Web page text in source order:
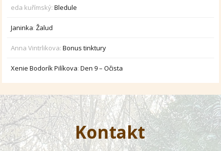
eda kuřímský:Bledule
Janinka:Žalud
Anna Vintrlikova:Bonus tinktury
Xenie Bodorík Pilíkova:Den 9 – Očista
Kontakt